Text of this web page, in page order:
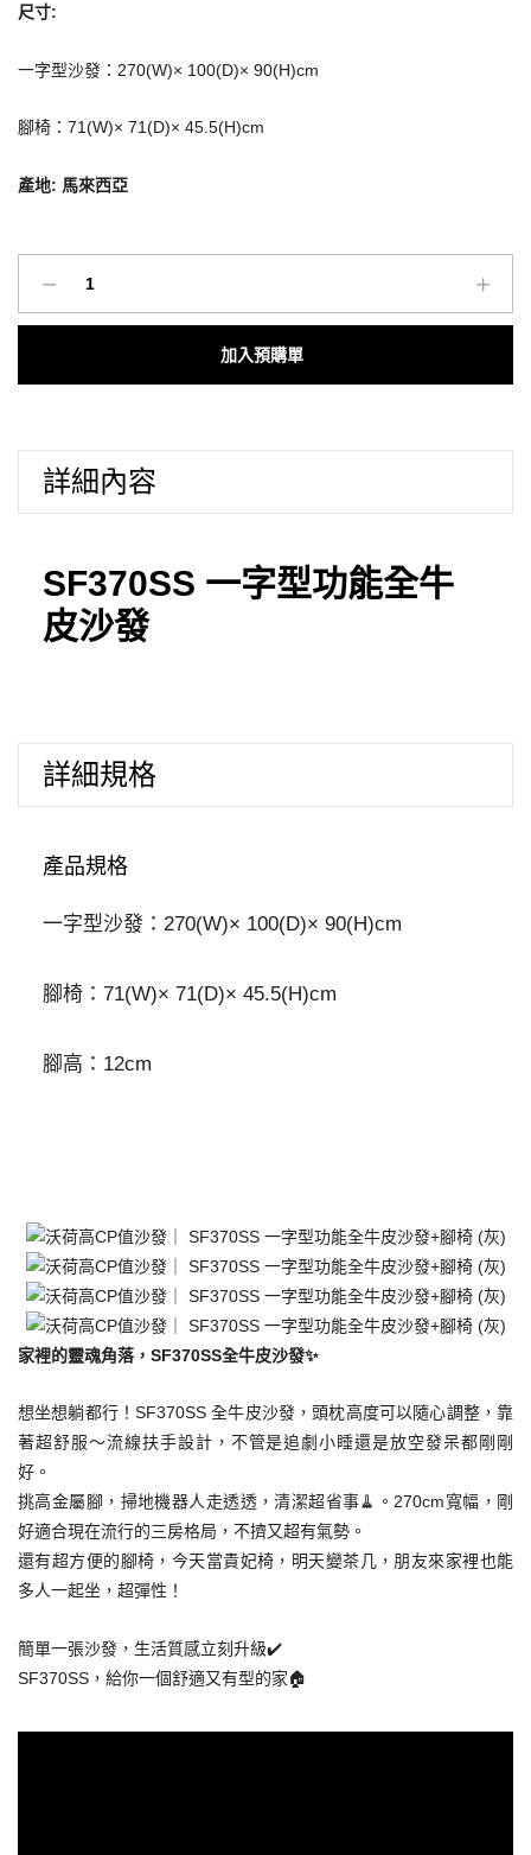
尺寸:
一字型沙發：270(W)× 100(D)× 90(H)cm
腳椅：71(W)× 71(D)× 45.5(H)cm
產地: 馬來西亞
高
值
發
｜
型
功
皮
沙
發
椅
數
Add to cart
詳細內容
SF370SS 一字型功能全牛
皮沙發
詳細規格
產品規格
一字型沙發：270(W)× 100(D)× 90(H)cm
腳椅：71(W)× 71(D)× 45.5(H)cm
腳高：12cm
家裡的靈魂角落，SF370SS全牛皮沙發✨
想坐想躺都行！SF370SS 全牛皮沙發，頭枕高度可以隨心調整，靠
著超舒服～流線扶手設計，不管是追劇小睡還是放空發呆都剛剛
好。
挑高金屬腳，掃地機器人走透透，清潔超省事🧹。270cm寬幅，剛
好適合現在流行的三房格局，不擠又超有氣勢。
還有超方便的腳椅，今天當貴妃椅，明天變茶几，朋友來家裡也能
多人一起坐，超彈性！
簡單一張沙發，生活質感立刻升級✔️
SF370SS，給你一個舒適又有型的家🏠